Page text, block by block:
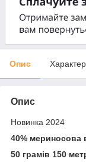
Опис
Опис
Новинка 2024
40% мериносова
50 грамів 150